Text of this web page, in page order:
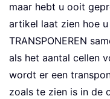
maar hebt u ooit
artikel laat zien hoe
TRANSPONEREN
als het aantal cellen
wordt er een
zoals te zien is in de